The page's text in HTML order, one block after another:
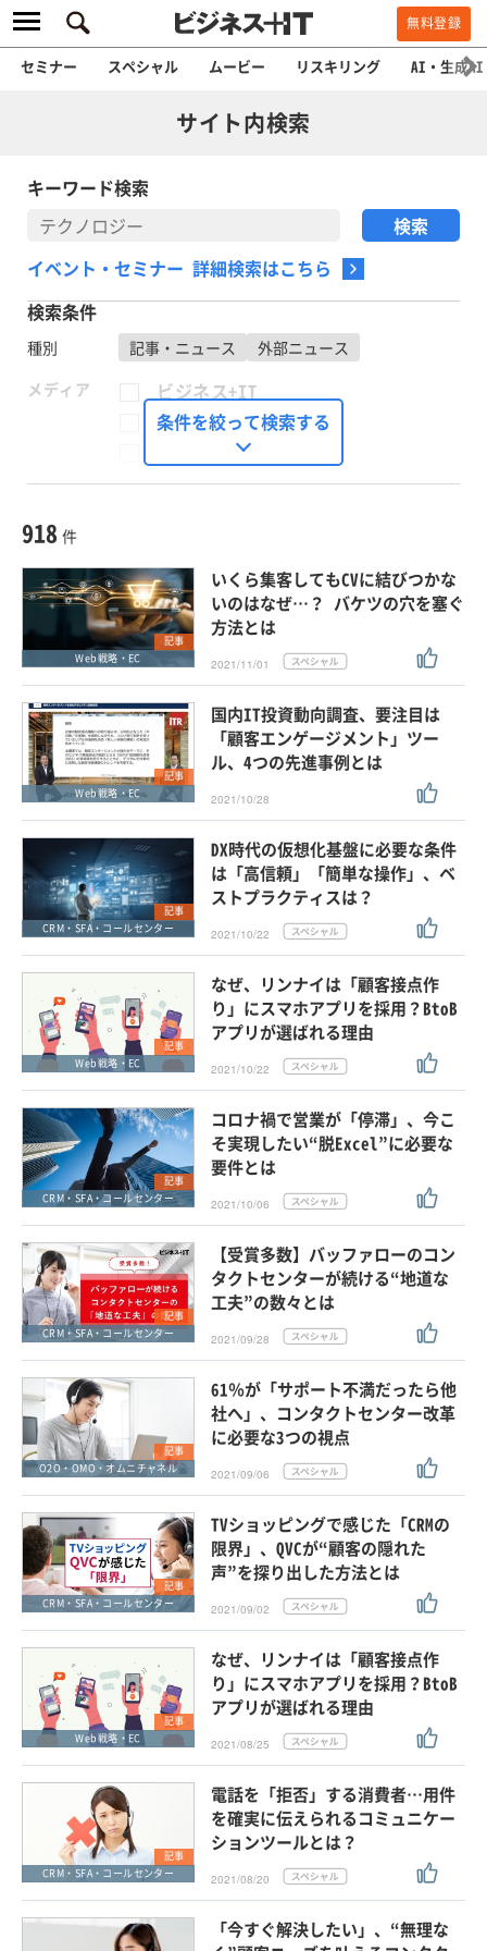
無料登録
セミナー スペシャル ムービー リスキリング AI・生成AI
サイト内検索
キーワード検索
イベント・セミナー 詳細検索はこちら
検索条件
種別 記事・ニュース
外部ニュース
メディア
ビジネス+IT
FinTech Journal
Seizo Trend
外部ニュース
スペシャルに限定する
タグ
クリア この条件で検索する
条件を絞って検索する
918 件
記事
Web戦略・EC
いくら集客してもCVに結びつかな
いのはなぜ…？ バケツの穴を塞ぐ
方法とは
2021/11/01
記事
Web戦略・EC
国内IT投資動向調査、要注目は
「顧客エンゲージメント」ツー
ル、4つの先進事例とは
2021/10/28
記事
CRM・SFA・コールセンター
DX時代の仮想化基盤に必要な条件
は「高信頼」「簡単な操作」、ベ
ストプラクティスは？
2021/10/22
記事
Web戦略・EC
なぜ、リンナイは「顧客接点作
り」にスマホアプリを採用？BtoB
アプリが選ばれる理由
2021/10/22
記事
CRM・SFA・コールセンター
コロナ禍で営業が「停滞」、今こ
そ実現したい“脱Excel”に必要な
要件とは
2021/10/06
記事
CRM・SFA・コールセンター
【受賞多数】バッファローのコン
タクトセンターが続ける“地道な
工夫”の数々とは
2021/09/28
記事
O2O・OMO・オムニチャネル
61％が「サポート不満だったら他
社へ」、コンタクトセンター改革
に必要な3つの視点
2021/09/06
記事
CRM・SFA・コールセンター
TVショッピングで感じた「CRMの
限界」、QVCが“顧客の隠れた
声”を探り出した方法とは
2021/09/02
記事
Web戦略・EC
なぜ、リンナイは「顧客接点作
り」にスマホアプリを採用？BtoB
アプリが選ばれる理由
2021/08/25
記事
CRM・SFA・コールセンター
電話を「拒否」する消費者…用件
を確実に伝えられるコミュニケー
ションツールとは？
2021/08/20
「今すぐ解決したい」、“無理な